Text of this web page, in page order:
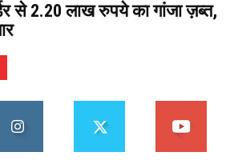
से 2.20 लाख रुपये का गांजा ज़ब्त,